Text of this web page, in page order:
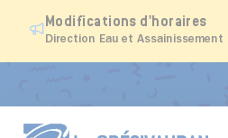
Modifications d'horaires
Direction Eau et Assainissement